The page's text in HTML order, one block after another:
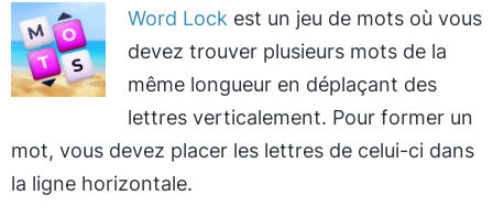
Word Lock est un jeu de mots où vous
devez trouver plusieurs mots de la
même longueur en déplaçant des
lettres verticalement. Pour former un
mot, vous devez placer les lettres de celui-ci dans
la ligne horizontale.